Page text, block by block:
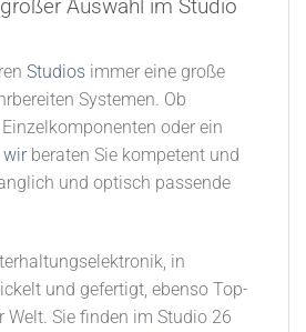
Auswahl im Studio
Studios immer eine große
Systemen. Ob
oder ein
wir beraten Sie kompetent und
und optisch passende
in
und gefertigt, ebenso Top-
Welt. Sie finden im Studio 26